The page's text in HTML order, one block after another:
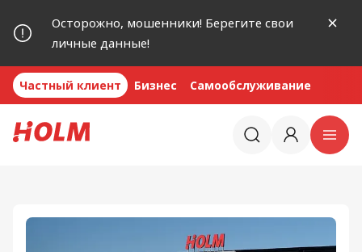
Осторожно, мошенники! Берегите свои
личные данные!
Частный клиент Бизнес Самообслуживание